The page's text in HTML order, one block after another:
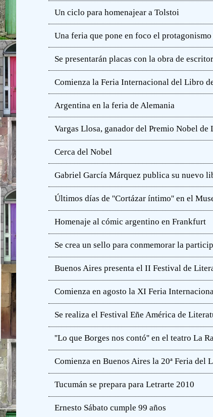
Un ciclo para homenajear a Tolstoi
Una feria que pone en foco el
Se presentarán placas con la obra de
Comienza la Feria Internacional del Libro
Argentina en la feria de Alemania
Vargas Llosa, ganador del Premio Nobel de
Cerca del Nobel
Gabriel García Márquez publica su nuevo
Últimos días de ''Cortázar íntimo'' en el
Homenaje al cómic argentino en Frankfurt
Se crea un sello para conmemorar la
Buenos Aires presenta el II Festival de
Comienza en agosto la XI Feria
Se realiza el Festival Eñe América de
''Lo que Borges nos contó'' en el teatro La
Comienza en Buenos Aires la 20ª Feria
Tucumán se prepara para Letrarte 2010
Ernesto Sábato cumple 99 años